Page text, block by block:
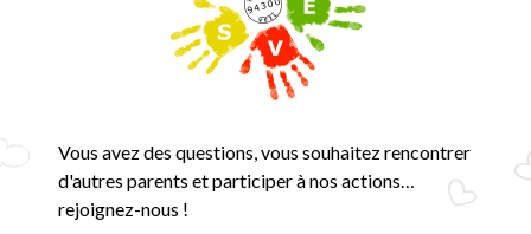
Vous avez des questions, vous souhaitez rencontrer
d'autres parents et participer à nos actions…
rejoignez-nous !